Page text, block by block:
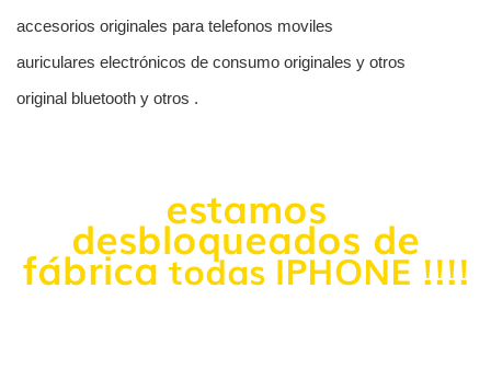
accesorios originales para telefonos moviles
auriculares electrónicos de consumo originales y otros
original bluetooth y otros .
estamos
desbloqueados de
fábricatodasIPHONE !!!!